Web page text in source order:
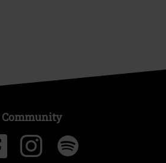
Community